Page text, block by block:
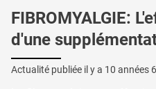
FIBROMYALGIE:
d'une
Actualité publiée il y a 10 années